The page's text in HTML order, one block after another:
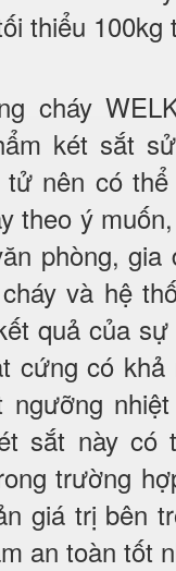
thiểu 100kg
cháy
két sắt
tử nên có
theo ý
phòng,
và hệ
quả của
cứng có khả
ngưỡng
sắt này có
trường
giá trị bên
an toàn tốt